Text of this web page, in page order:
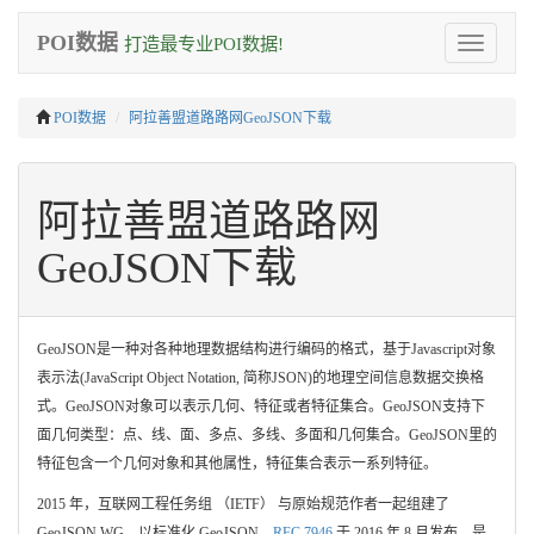
Toggle
navigation
POI数据 打造最专业POI数据!
POI数据 阿拉善盟道路路网GeoJSON下载
阿拉善盟道路路网
GeoJSON下载
GeoJSON是一种对各种地理数据结构进行编码的格式，基于Javascript对象
表示法(JavaScript Object Notation, 简称JSON)的地理空间信息数据交换格
式。GeoJSON对象可以表示几何、特征或者特征集合。GeoJSON支持下
面几何类型：点、线、面、多点、多线、多面和几何集合。GeoJSON里的
特征包含一个几何对象和其他属性，特征集合表示一系列特征。
2015 年，互联网工程任务组 （IETF） 与原始规范作者一起组建了